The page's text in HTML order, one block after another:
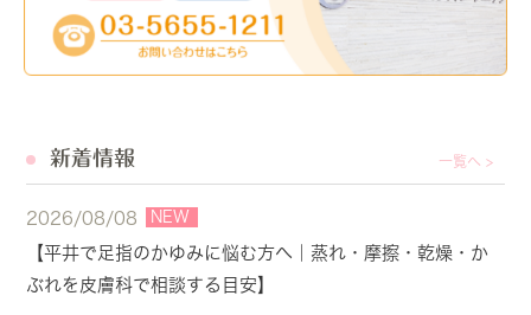
新着情報 一覧へ >
2026/08/08 NEW
【平井で足指のかゆみに悩む方へ｜蒸れ・摩擦・乾燥・か
ぶれを皮膚科で相談する目安】